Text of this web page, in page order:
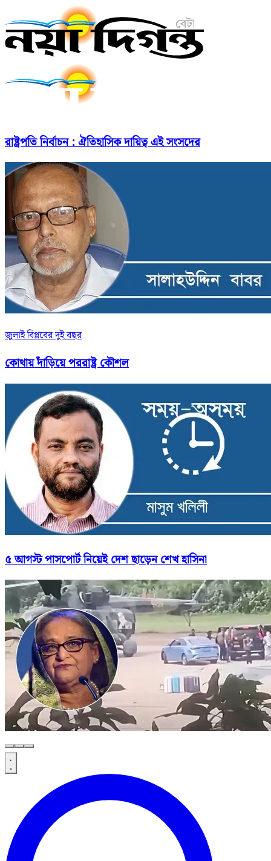
রাষ্ট্রপতি নির্বাচন : ঐতিহাসিক দায়িত্ব এই সংসদের
জুলাই বিপ্লবের দুই বছর
কোথায় দাঁড়িয়ে পররাষ্ট্র কৌশল
৫ আগস্ট পাসপোর্ট নিয়েই দেশ ছাড়েন শেখ হাসিনা